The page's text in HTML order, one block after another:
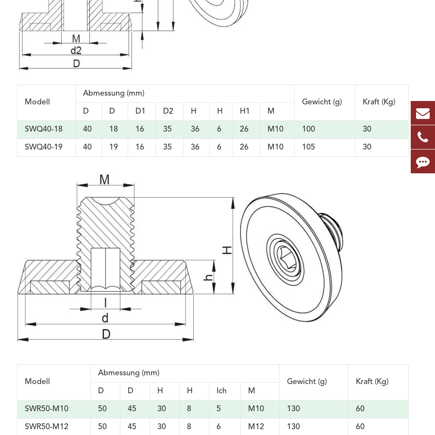
Modell
Abmessung (mm)
Gewicht (g)
Kraft (Kg)
D
D D1 D2 H H H1 M
SWQ40-18 40 18 16 35 36 6 26 M10 100 30
SWQ40-19 40 19 16 35 36 6 26 M10 105 30
Modell
Abmessung (mm)
Gewicht (g)
Kraft (Kg)
D
D H H Ich M
SWR50-M10 50 45 30 8 5 M10 130 60
SWR50-M12 50 45 30 8 6 M12 130 60